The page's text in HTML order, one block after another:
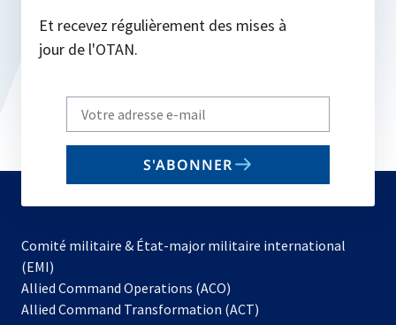
Et recevez régulièrement des mises à
jour de l'OTAN.
Write
your
email
S'ABONNER
Comité militaire & État-major militaire international
(EMI)
Allied Command Operations (ACO)
dans
Allied Command Transformation (ACT)